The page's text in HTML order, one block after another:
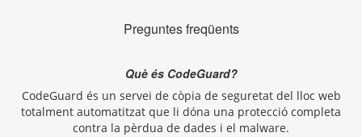
Preguntes freqüents
Què és CodeGuard?
CodeGuard és un servei de còpia de seguretat del lloc web
totalment automatitzat que li dóna una protecció completa
contra la pèrdua de dades i el malware.